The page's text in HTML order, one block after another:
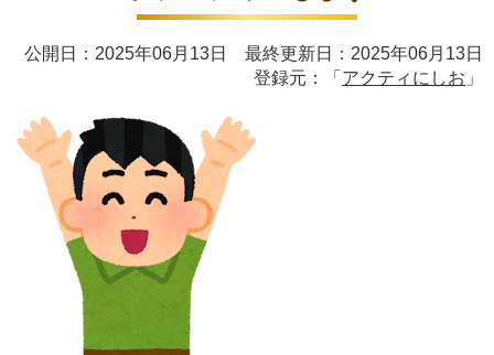
公開日：2025年06月13日 最終更新日：2025年06月13日
登録元：「 アクティにしお 」